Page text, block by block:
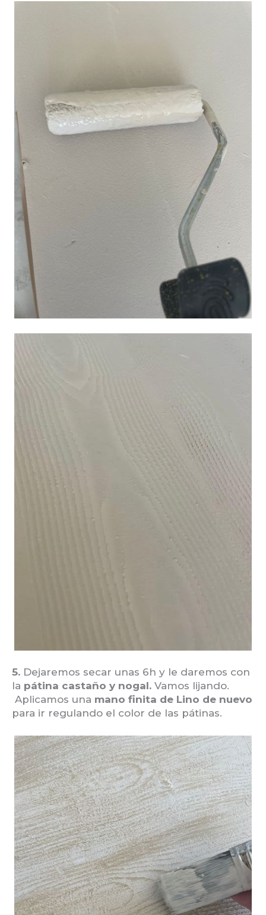
5. Dejaremos secar unas 6h y le daremos con
la pátina castaño y nogal. Vamos lijando.
Aplicamos una mano finita de Lino de nuevo
para ir regulando el color de las pátinas.